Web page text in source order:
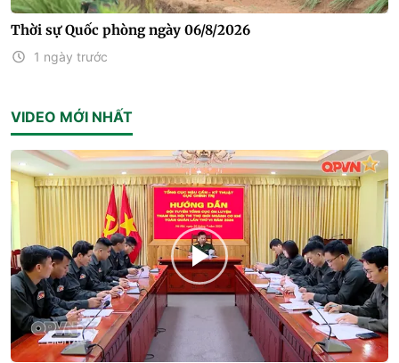
Thời sự Quốc phòng ngày 06/8/2026
1 ngày trước
VIDEO MỚI NHẤT